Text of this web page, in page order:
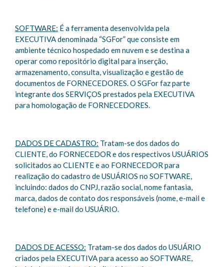
SOFTWARE: É a ferramenta desenvolvida pela
EXECUTIVA denominada “SGFor” que consiste em
ambiente técnico hospedado em nuvem e se destina a
operar como repositório digital para inserção,
armazenamento, consulta, visualização e gestão de
documentos de FORNECEDORES. O SGFor faz parte
integrante dos SERVIÇOS prestados pela EXECUTIVA
para homologação de FORNECEDORES.
DADOS DE CADASTRO: Tratam-se dos dados do
CLIENTE, do FORNECEDOR e dos respectivos USUÁRIOS
solicitados ao CLIENTE e ao FORNECEDOR para
realização do cadastro de USUÁRIOS no SOFTWARE,
incluindo: dados do CNPJ, razão social, nome fantasia,
marca, dados de contato dos responsáveis (nome, e-mail e
telefone) e e-mail do USUÁRIO.
DADOS DE ACESSO: Tratam-se dos dados do USUÁRIO
criados pela EXECUTIVA para acesso ao SOFTWARE,